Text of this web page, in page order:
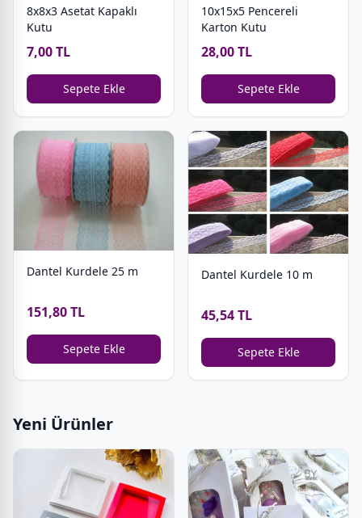
8x8x3 Asetat Kapaklı
Kutu
7,00 TL
Sepete Ekle
10x15x5 Pencereli
Karton Kutu
28,00 TL
Sepete Ekle
Dantel Kurdele 25 m
151,80 TL
Sepete Ekle
Dantel Kurdele 10 m
45,54 TL
Sepete Ekle
Yeni Ürünler